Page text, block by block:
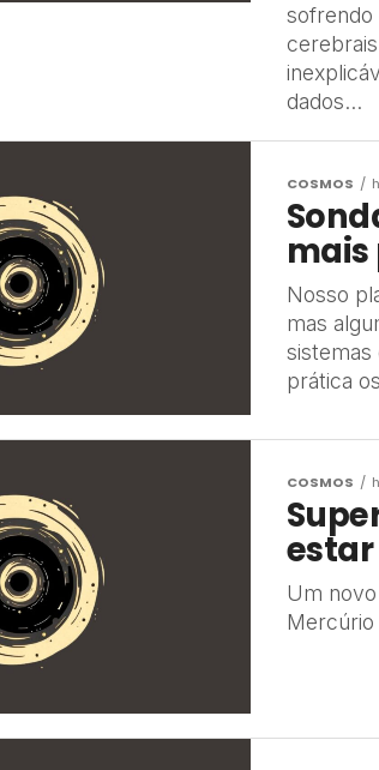
sofrendo
dados...
COSMOS
mais
Nosso
mas
sistemas
prática
COSMOS
Um
Mercúrio